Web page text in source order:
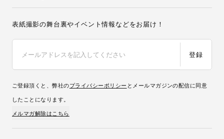
表紙撮影の舞台裏やイベント情報などをお届け！
登録
ご登録頂くと、弊社のプライバシーポリシー とメールマガジンの配信に同意
したことになります。
メルマガ解除はこちら